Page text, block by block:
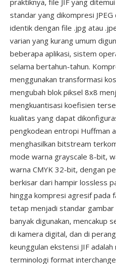
praktiknya, file JIF yang
standar yang dikompresi
identik dengan file .jpg atau
varian yang kurang umum
beberapa aplikasi, sistem
selama bertahun-tahun.
menggunakan transformasi
mengubah blok piksel 8x8
mengkuantisasi koefisien
kualitas yang dapat
pengkodean entropi Huffman
menghasilkan bitstream
mode warna grayscale 8-bit,
warna CMYK 32-bit, dengan
berkisar dari hampir lossless
hingga kompresi agresif pada
tetap menjadi standar
banyak digunakan, mencakup
di kamera digital, dan di
keunggulan ekstensi JIF
terminologi format